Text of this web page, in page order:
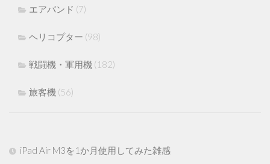
エアバンド (7)
ヘリコプター (98)
戦闘機・軍用機 (182)
旅客機 (56)
iPad Air M3を1か月使用してみた雑感